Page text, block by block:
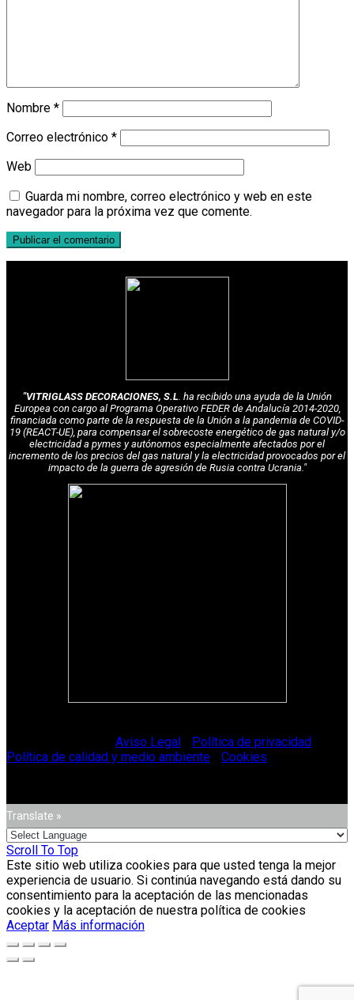
Nombre *
Correo electrónico *
Web
Guarda mi nombre, correo electrónico y web en este
navegador para la próxima vez que comente.
"VITRIGLASS DECORACIONES, S.L. ha recibido una ayuda de la Unión
Europea con cargo al Programa Operativo FEDER de Andalucía 2014-2020,
financiada como parte de la respuesta de la Unión a la pandemia de COVID-
19 (REACT-UE), para compensar el sobrecoste energético de gas natural y/o
electricidad a pymes y autónomos especialmente afectados por el
incremento de los precios del gas natural y la electricidad provocados por el
impacto de la guerra de agresión de Rusia contra Ucrania."
Aviso Legal Política de privacidad
Política de calidad y medio ambiente
Cookies
Translate »
Scroll To Top
Este sitio web utiliza cookies para que usted tenga la mejor
experiencia de usuario. Si continúa navegando está dando su
consentimiento para la aceptación de las mencionadas
cookies y la aceptación de nuestra política de cookies
Aceptar Más información